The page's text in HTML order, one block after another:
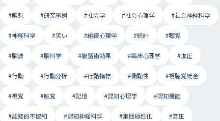
#瞑想 #研究事例 #社会学 #社会心理学 #社会神経科学
#神経科学 #笑い #組織心理学 #統計 #聴覚
#脳波 #脳科学 #腹話術効果 #臨床心理学 #血圧
#行動 #行動分析 #行動指標 #衝動性 #視聴覚統合
#視覚 #触覚 #記憶 #認知心理学 #認知機能
#認知的不協和 #認知神経科学 #集団極性化 #音圧